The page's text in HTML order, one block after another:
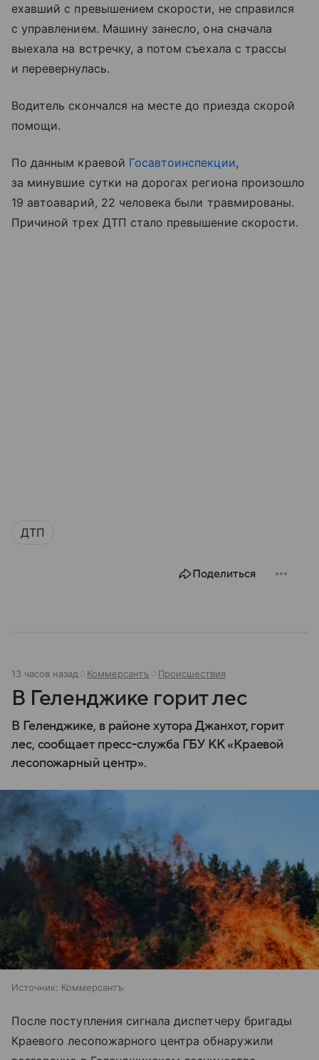
ехавший с превышением скорости, не справился
с управлением. Машину занесло, она сначала
выехала на встречку, а потом съехала с трассы
и перевернулась.
Водитель скончался на месте до приезда скорой
помощи.
По данным краевой Госавтоинспекции,
за минувшие сутки на дорогах региона произошло
19 автоаварий, 22 человека были травмированы.
Причиной трех ДТП стало превышение скорости.
ДТП
Поделиться
13 часов назад Коммерсантъ Происшествия
В Геленджике горит лес
В Геленджике, в районе хутора Джанхот, горит
лес, сообщает пресс-служба ГБУ КК «Краевой
лесопожарный центр».
Источник: Коммерсантъ
После поступления сигнала диспетчеру бригады
Краевого лесопожарного центра обнаружили